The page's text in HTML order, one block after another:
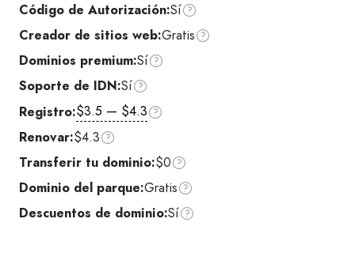
Código de Autorización:Sí
Creador de sitios web:Gratis
Dominios premium:Sí
Soporte de IDN:Sí
Registro:$3.5 — $4.3
Renovar:$4.3
Transferir tu dominio:$0
Dominio del parque:Gratis
Descuentos de dominio:Sí